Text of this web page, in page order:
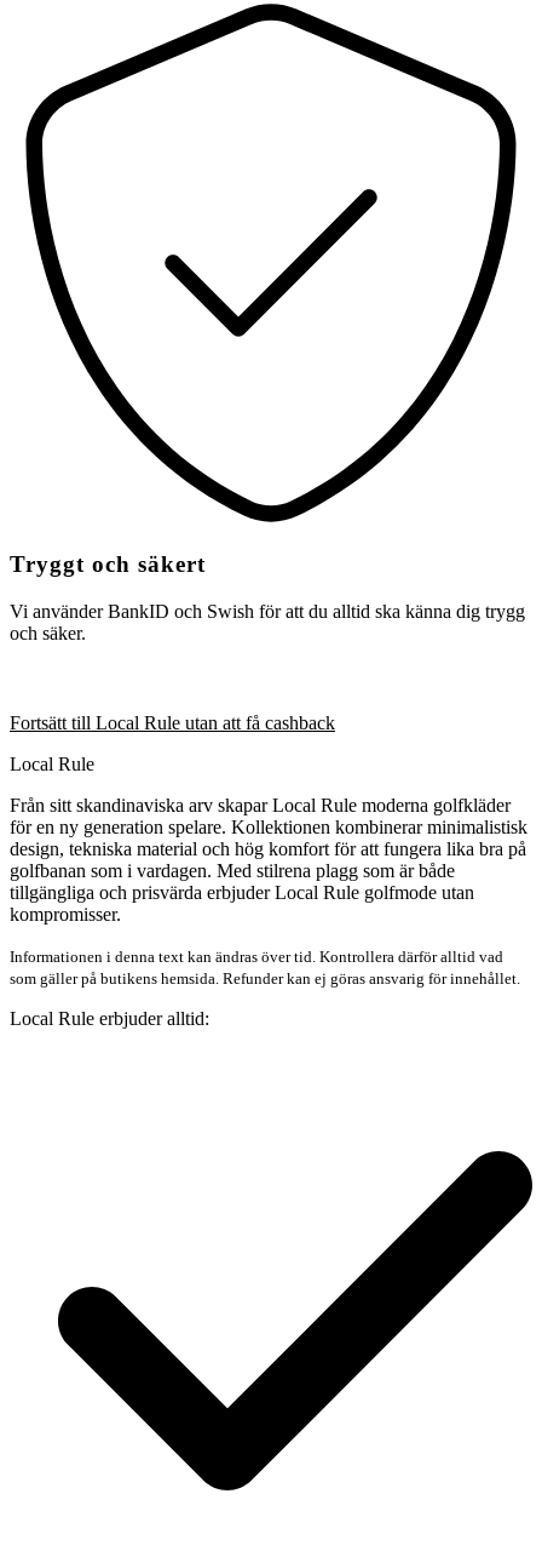
Tryggt och säkert
Vi använder BankID och Swish för att du alltid ska känna dig trygg
och säker.
Fortsätt till Local Rule utan att få cashback
Local Rule
Från sitt skandinaviska arv skapar Local Rule moderna golfkläder
för en ny generation spelare. Kollektionen kombinerar minimalistisk
design, tekniska material och hög komfort för att fungera lika bra på
golfbanan som i vardagen. Med stilrena plagg som är både
tillgängliga och prisvärda erbjuder Local Rule golfmode utan
kompromisser.
Informationen i denna text kan ändras över tid. Kontrollera därför alltid vad
som gäller på butikens hemsida. Refunder kan ej göras ansvarig för innehållet.
Local Rule erbjuder alltid: